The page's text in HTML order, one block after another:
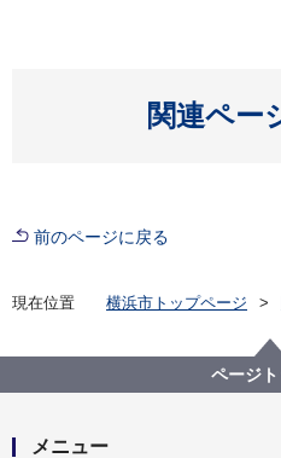
関連ペー
前のページに戻る
現在位置 横浜市トップページ
ページ
メニュー